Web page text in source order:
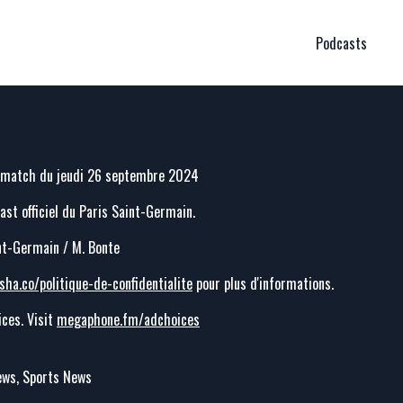
Podcasts
du jeudi 26 septembre 2024
officiel du Paris Saint-Germain.
Germain / M. Bonte
politique-de-confidentialite pour plus d'informations.
Visit megaphone.fm/adchoices
Sports News